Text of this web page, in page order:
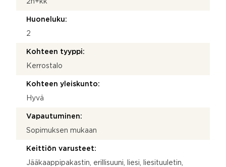
2h+kk
Huoneluku:
2
Kohteen tyyppi:
Kerrostalo
Kohteen yleiskunto:
Hyvä
Vapautuminen:
Sopimuksen mukaan
Keittiön varusteet:
Jääkaappipakastin, erillisuuni, liesi, liesituuletin,